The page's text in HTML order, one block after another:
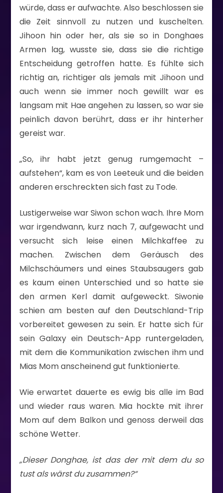
würde, dass er aufwachte. Also beschlossen sie
die Zeit sinnvoll zu nutzen und kuschelten.
Jihoon hin oder her, als sie so in Donghaes
Armen lag, wusste sie, dass sie die richtige
Entscheidung getroffen hatte. Es fühlte sich
richtig an, richtiger als jemals mit Jihoon und
auch wenn sie immer noch gewillt war es
langsam mit Hae angehen zu lassen, so war sie
peinlich davon berührt, dass er ihr hinterher
gereist war.
„So, ihr habt jetzt genug rumgemacht –
aufstehen“, kam es von Leeteuk und die beiden
anderen erschreckten sich fast zu Tode.
Lustigerweise war Siwon schon wach. Ihre Mom
war irgendwann, kurz nach 7, aufgewacht und
versucht sich leise einen Milchkaffee zu
machen. Zwischen dem Geräusch des
Milchschäumers und eines Staubsaugers gab
es kaum einen Unterschied und so hatte sie
den armen Kerl damit aufgeweckt. Siwonie
schien am besten auf den Deutschland-Trip
vorbereitet gewesen zu sein. Er hatte sich für
sein Galaxy ein Deutsch-App runtergeladen,
mit dem die Kommunikation zwischen ihm und
Mias Mom anscheinend gut funktionierte.
Wie erwartet dauerte es ewig bis alle im Bad
und wieder raus waren. Mia hockte mit ihrer
Mom auf dem Balkon und genoss derweil das
schöne Wetter.
„Dieser Donghae, ist das der mit dem du so
tust als wärst du zusammen?“